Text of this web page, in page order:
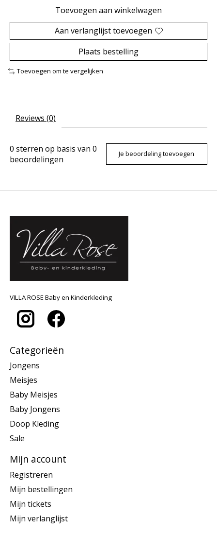
Toevoegen aan winkelwagen
Aan verlanglijst toevoegen
Plaats bestelling
Toevoegen om te vergelijken
Reviews (0)
0 sterren op basis van 0
beoordelingen
Je beoordeling toevoegen
VILLA ROSE Baby en Kinderkleding
Categorieën
Jongens
Meisjes
Baby Meisjes
Baby Jongens
Doop Kleding
Sale
Mijn account
Registreren
Mijn bestellingen
Mijn tickets
Mijn verlanglijst